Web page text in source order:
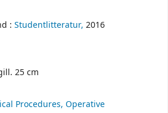
: Studentlitteratur, 2016
25 cm
Procedures, Operative